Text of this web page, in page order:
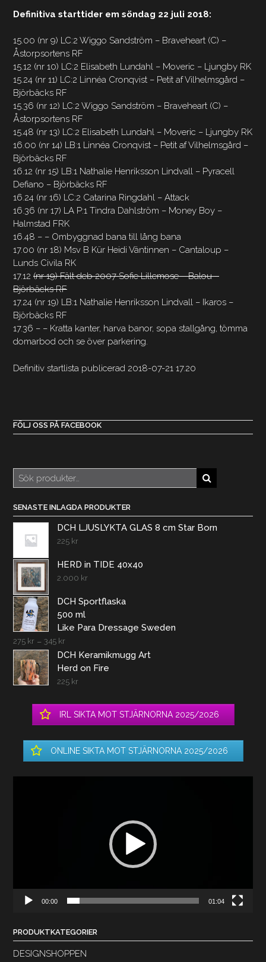
Definitiva starttider em söndag 22 juli 2018:
15.00 (nr 9) LC:2 Wiggo Sandström – Braveheart (C) –
Åstorpsortens RF
15.12 (nr 10) LC:2 Elisabeth Lundahl – Moveric – Ljungby RK
15.24 (nr 11) LC:2 Linnéa Cronqvist – Petit af Vilhelmsgård –
Björbäcks RF
15.36 (nr 12) LC:2 Wiggo Sandström – Braveheart (C) –
Åstorpsortens RF
15.48 (nr 13) LC:2 Elisabeth Lundahl – Moveric – Ljungby RK
16.00 (nr 14) LB:1 Linnéa Cronqvist – Petit af Vilhelmsgård –
Björbäcks RF
16.12 (nr 15) LB:1 Nathalie Henriksson Lindvall – Pyracell
Defiano – Björbäcks RF
16.24 (nr 16) LC:2 Catarina Ringdahl – Attack
16.36 (nr 17) LA P:1 Tindra Dahlström – Money Boy –
Halmstad FRK
16.48 – – Ombyggnad bana till lång bana
17.00 (nr 18) Msv B Kür Heidi Väntinnen – Cantaloup –
Lunds Civila RK
17.12 (nr 19) Fält deb 2007 Sofie Lillemose – Balou –
Björbäcks RF
17.24 (nr 19) LB:1 Nathalie Henriksson Lindvall – Ikaros –
Björbäcks RF
17.36 – – Kratta kanter, harva banor, sopa stallgång, tömma
domarbod och se över parkering.
Definitiv startlista publicerad 2018-07-21 17.20
FÖLJ OSS PÅ FACEBOOK
Sök
efter:
SENASTE INLAGDA PRODUKTER
DCH LJUSLYKTA GLAS 8 cm Star Born
225 kr
HERD in TIDE 40x40
2.000 kr
DCH Sportflaska
500 ml
Like Para Dressage Sweden
275 kr – 345 kr
DCH Keramikmugg Art
Herd on Fire
225 kr
IRL SIKTA MOT STJÄRNORNA 2025/2026
ONLINE SIKTA MOT STJÄRNORNA 2025/2026
00:00 01:04
PRODUKTKATEGORIER
DESIGNSHOPPEN